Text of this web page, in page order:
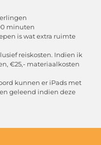
minuten
is wat extra ruimte
reiskosten. Indien ik
€25,- materiaalkosten
kunnen er iPads met
geleend indien deze